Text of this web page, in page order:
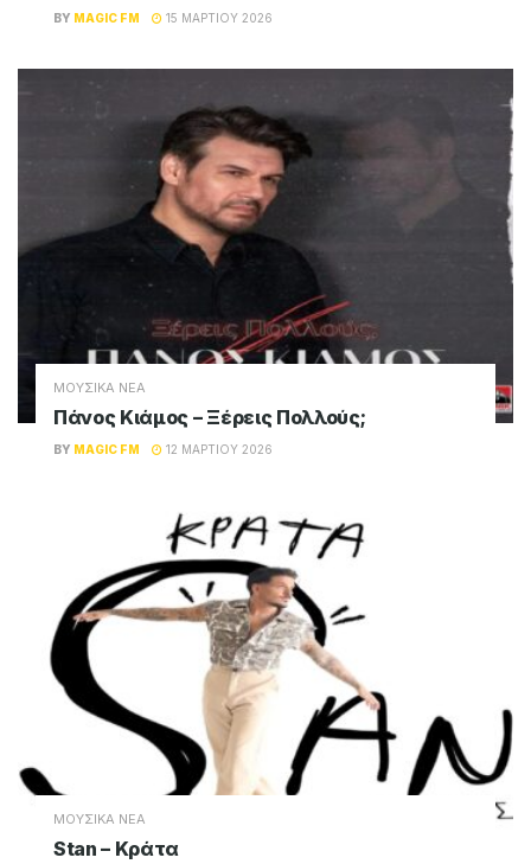
BY MAGIC FM 15 ΜΑΡΤΊΟΥ 2026
ΜΟΥΣΙΚΑ ΝΕΑ
Πάνος Κιάμος – Ξέρεις Πολλούς;
BY MAGIC FM 12 ΜΑΡΤΊΟΥ 2026
ΜΟΥΣΙΚΑ ΝΕΑ
Stan – Κράτα